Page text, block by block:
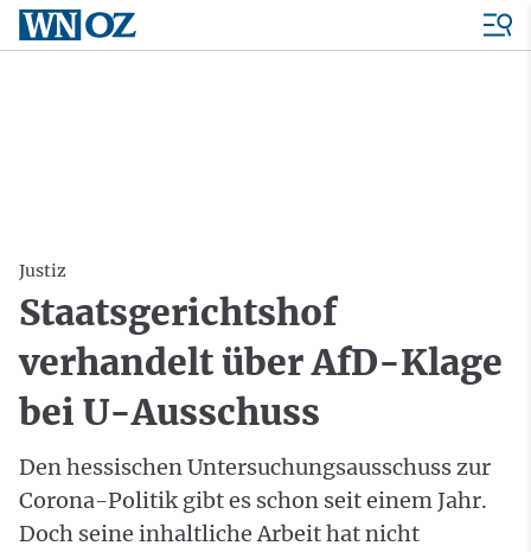
Justiz
Staatsgerichtshof
verhandelt über AfD-Klage
bei U-Ausschuss
Den hessischen Untersuchungsausschuss zur
Corona-Politik gibt es schon seit einem Jahr.
Doch seine inhaltliche Arbeit hat nicht